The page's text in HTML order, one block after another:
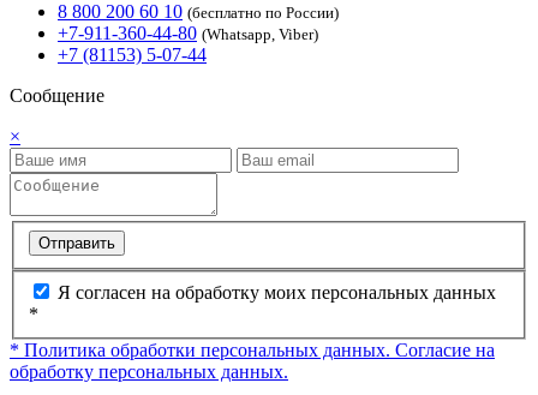
8 800 200 60 10 (бесплатно по России)
+7-911-360-44-80 (Whatsapp, Viber)
+7 (81153) 5-07-44
Сообщение
×
Отправить
Я согласен на обработку моих персональных данных
*
* Политика обработки персональных данных. Согласие на
обработку персональных данных.